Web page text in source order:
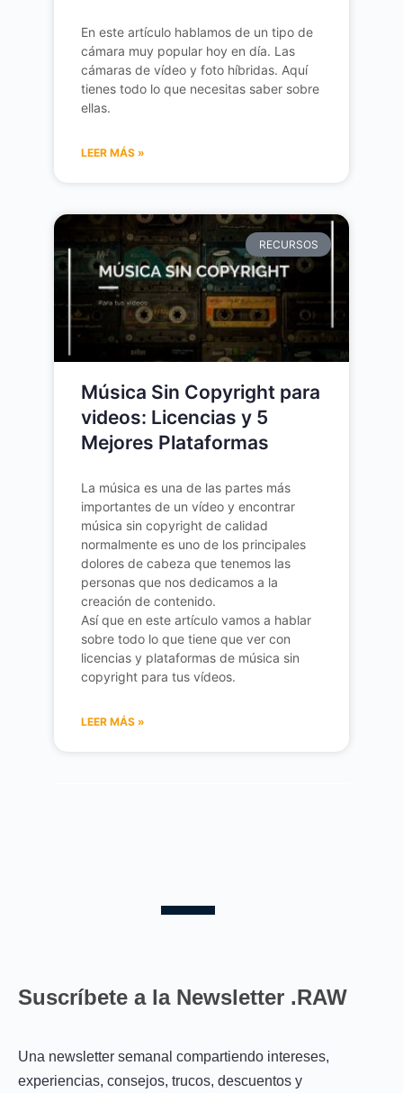
En este artículo hablamos de un tipo de
cámara muy popular hoy en día. Las
cámaras de vídeo y foto híbridas. Aquí
tienes todo lo que necesitas saber sobre
ellas.
LEER MÁS »
RECURSOS
Música Sin Copyright para
videos: Licencias y 5
Mejores Plataformas
La música es una de las partes más
importantes de un vídeo y encontrar
música sin copyright de calidad
normalmente es uno de los principales
dolores de cabeza que tenemos las
personas que nos dedicamos a la
creación de contenido.
Así que en este artículo vamos a hablar
sobre todo lo que tiene que ver con
licencias y plataformas de música sin
copyright para tus vídeos.
LEER MÁS »
Suscríbete a la Newsletter .RAW
Una newsletter semanal compartiendo intereses,
experiencias, consejos, trucos, descuentos y